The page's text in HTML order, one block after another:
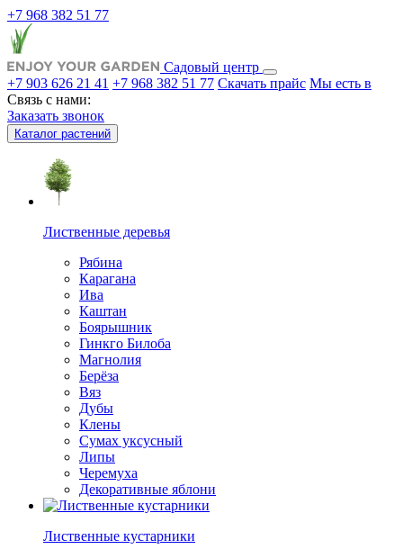
+7 968 382 51 77
Садовый центр
+7 903 626 21 41 +7 968 382 51 77 Скачать прайс Мы есть в
Связь с нами:
Заказать звонок
Каталог растений
Лиственные деревья
Рябина
Карагана
Ива
Каштан
Боярышник
Гинкго Билоба
Магнолия
Берёза
Вяз
Дубы
Клены
Сумах уксусный
Липы
Черемуха
Декоративные яблони
Лиственные кустарники